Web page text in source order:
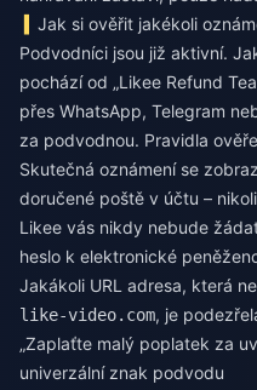
Jak si ověřit jakékoli
Podvodníci jsou již aktivní.
pochází od „Likee Refund
přes WhatsApp, Telegram
za podvodnou. Pravidla
Skutečná oznámení se
doručené poště v účtu –
Likee vás nikdy nebude
heslo k elektronické
Jakákoli URL adresa, která
like-video.com, je
„Zaplaťte malý poplatek za
univerzální znak podvodu